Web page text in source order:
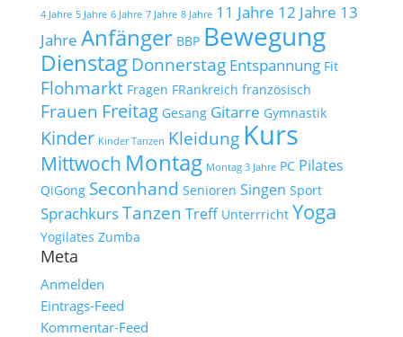
4 Jahre 5 Jahre 6 Jahre 7 Jahre 8 Jahre 11 Jahre 12 Jahre 13
Jahre Anfänger BBP Bewegung
Dienstag Donnerstag Entspannung Fit
Flohmarkt Fragen FRankreich französisch
Frauen Freitag Gesang Gitarre Gymnastik
Kinder Kinder Tanzen Kleidung Kurs
Mittwoch Montag Montag 3 Jahre PC Pilates
QiGong Seconhand Senioren Singen Sport
SprachkursTanzen Treff Unterrricht Yoga
Yogilates Zumba
Meta
Anmelden
Eintrags-Feed
Kommentar-Feed